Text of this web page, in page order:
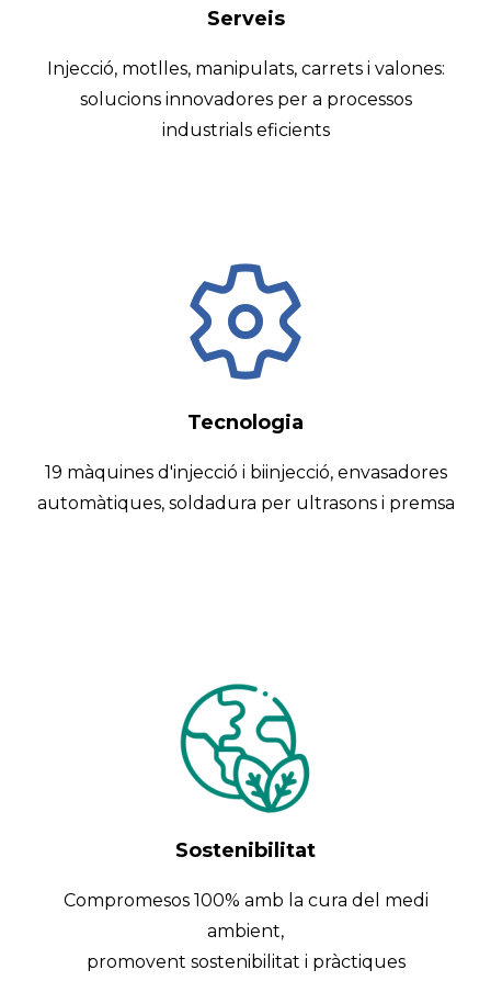
Serveis
Injecció, motlles, manipulats, carrets i valones:
solucions innovadores per a processos
industrials eficients
Tecnologia
19 màquines d'injecció i biinjecció, envasadores
automàtiques, soldadura per ultrasons i premsa
Sostenibilitat
Compromesos 100% amb la cura del medi
ambient,
promovent sostenibilitat i pràctiques